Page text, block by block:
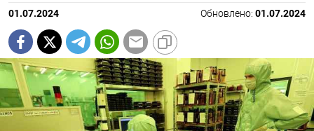
01.07.2024 Обновлено: 01.07.2024